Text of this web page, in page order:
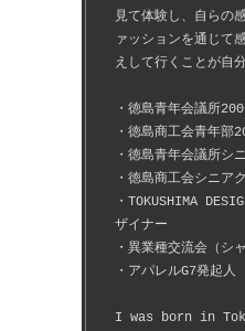
見て体験し、自らの
ァッションを通じて
えして行くことが自
・徳島青年会議所
・徳島商工会青年部
・徳島青年会議所シ
・徳島商工会シニア
・TOKUSHIMA
ザイナー
・異業種交流会（シ
・アパレルG7発起人
I was born in